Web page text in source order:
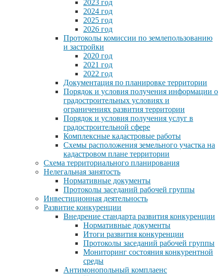
2023 год
2024 год
2025 год
2026 год
Протоколы комиссии по землепользованию
и застройки
2020 год
2021 год
2022 год
Документация по планировке территории
Порядок и условия получения информации о
градостроительных условиях и
ограничениях развития территории
Порядок и условия получения услуг в
градостроительной сфере
Комплексные кадастровые работы
Схемы расположения земельного участка на
кадастровом плане территории
Схема территориального планирования
Нелегальная занятость
Нормативные документы
Протоколы заседаний рабочей группы
Инвестиционная деятельность
Развитие конкуренции
Внедрение стандарта развития конкуренции
Нормативные документы
Итоги развития конкуренции
Протоколы заседаний рабочей группы
Мониторинг состояния конкурентной
среды
Антимонопольный комплаенс